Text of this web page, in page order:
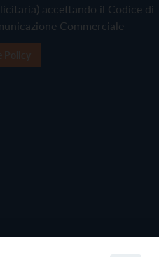
accettando il Codice di
Commerciale